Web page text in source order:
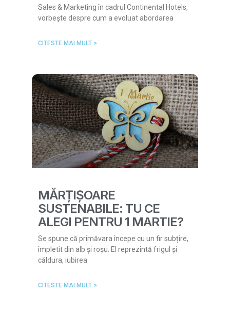
Sales & Marketing în cadrul Continental Hotels,
vorbește despre cum a evoluat abordarea
CITESTE MAI MULT >
MĂRȚIȘOARE
SUSTENABILE: TU CE
ALEGI PENTRU 1 MARTIE?
Se spune că primăvara începe cu un fir subțire,
împletit din alb și roșu. El reprezintă frigul și
căldura, iubirea
CITESTE MAI MULT >